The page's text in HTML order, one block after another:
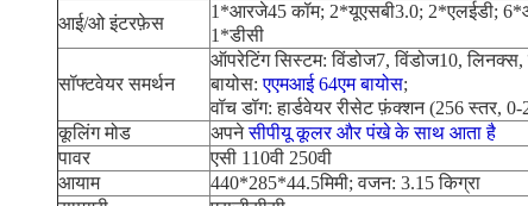
आई/ओ इंटरफ़ेस
1*आरजे45 कॉम; 2*यूएसबी3.0; 2*एलईडी;
1*डीसी
सॉफ्टवेयर समर्थन
ऑपरेटिंग सिस्टम: विंडोज7, विंडोज10,
बायोस:एएमआई 64एम बायोस;
वॉच डॉग: हार्डवेयर रीसेट फ़ंक्शन (256 स्तर,
कूलिंग मोड
अपनेसीपीयू कूलर और पंखे के साथ आता है
पावर
एसी 110वी 250वी
आयाम
440*285*44.5मिमी; वजन: 3.15 किग्रा